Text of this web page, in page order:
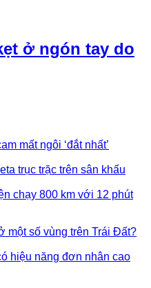
ở ngón tay do
mất ngôi ‘đắt nhất’
trục trặc trên sân khấu
chạy 800 km với 12 phút
một số vùng trên Trái Đất?
hiệu năng đơn nhân cao